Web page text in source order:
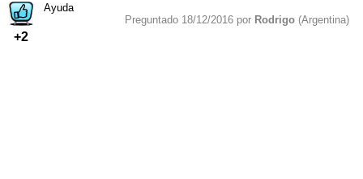
+2
Ayuda
Preguntado 18/12/2016 por Rodrigo (Argentina)